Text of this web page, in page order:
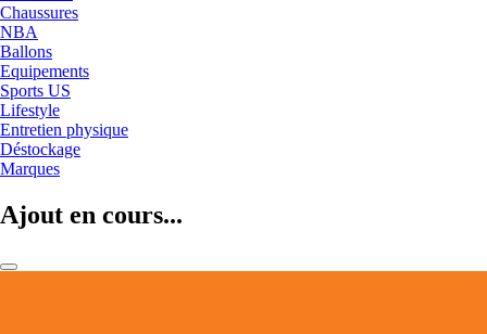
Chaussures
NBA
Ballons
Equipements
Sports US
Lifestyle
Entretien physique
Déstockage
Marques
Ajout en cours...